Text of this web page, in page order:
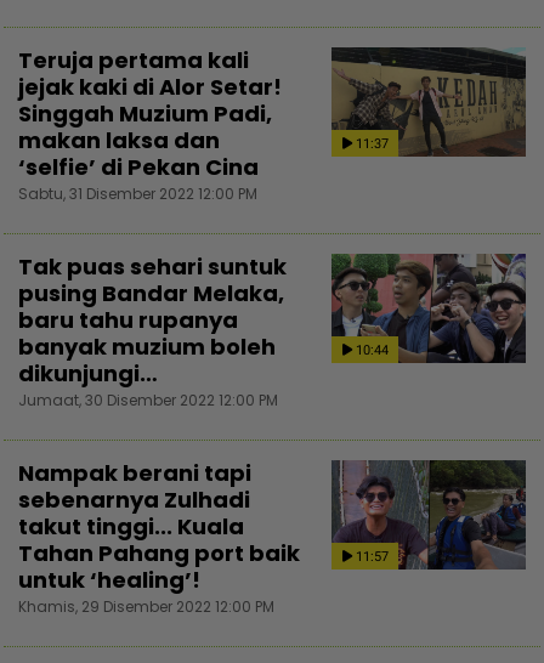
11:37
Teruja pertama kali
jejak kaki di Alor Setar!
Singgah Muzium Padi,
makan laksa dan
‘selfie’ di Pekan Cina
Sabtu, 31 Disember 2022 12:00 PM
10:44
Tak puas sehari suntuk
pusing Bandar Melaka,
baru tahu rupanya
banyak muzium boleh
dikunjungi…
Jumaat, 30 Disember 2022 12:00 PM
11:57
Nampak berani tapi
sebenarnya Zulhadi
takut tinggi... Kuala
Tahan Pahang port baik
untuk ‘healing’!
Khamis, 29 Disember 2022 12:00 PM